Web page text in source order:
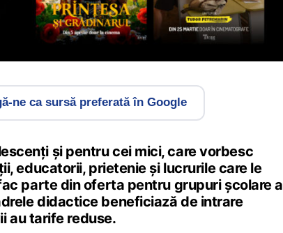
ne ca sursă preferată în Google
și pentru cei mici, care vorbesc
educatorii, prietenie și lucrurile care le
parte din oferta pentru grupuri școlare a
didactice beneficiază de intrare
au tarife reduse.